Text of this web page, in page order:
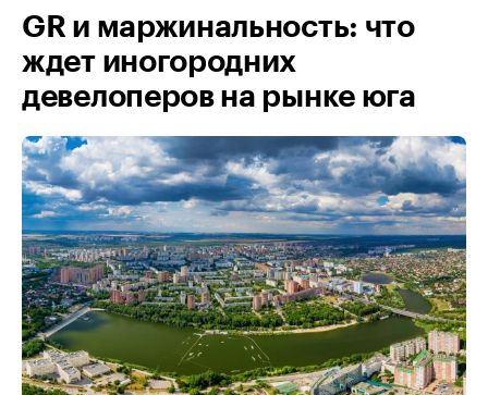
GR и маржинальность: что
ждет иногородних
девелоперов на рынке юга